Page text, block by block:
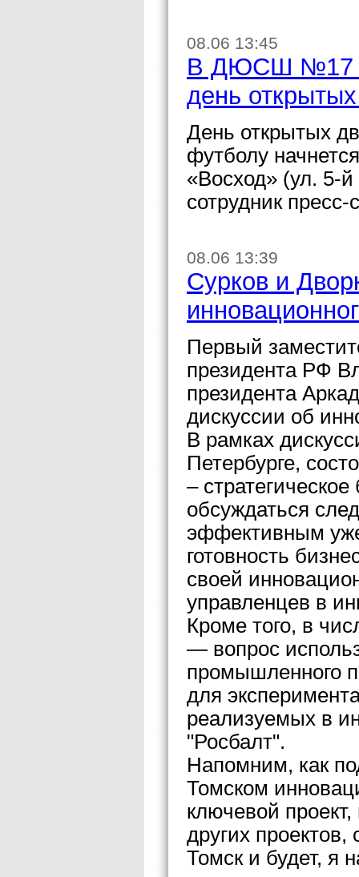
08.06 13:45
В ДЮСШ №17
день
День открытых
футболу
«Восход» (ул. 5-
сотрудник
08.06 13:39
Сурков и
Первый
президента РФ
президента
дискуссии об
В рамках
Петербурге,
–
обсуждаться
эффективным
готовность
своей
управленцев в
Кроме того, в
— вопрос
промышленного
для
реализуемых в
"Росбалт".
Напомним, как
Томском
ключевой
других
Томск и будет, я